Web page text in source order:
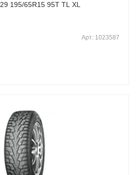
195/65R15 95T TL XL
Арт: 1023587